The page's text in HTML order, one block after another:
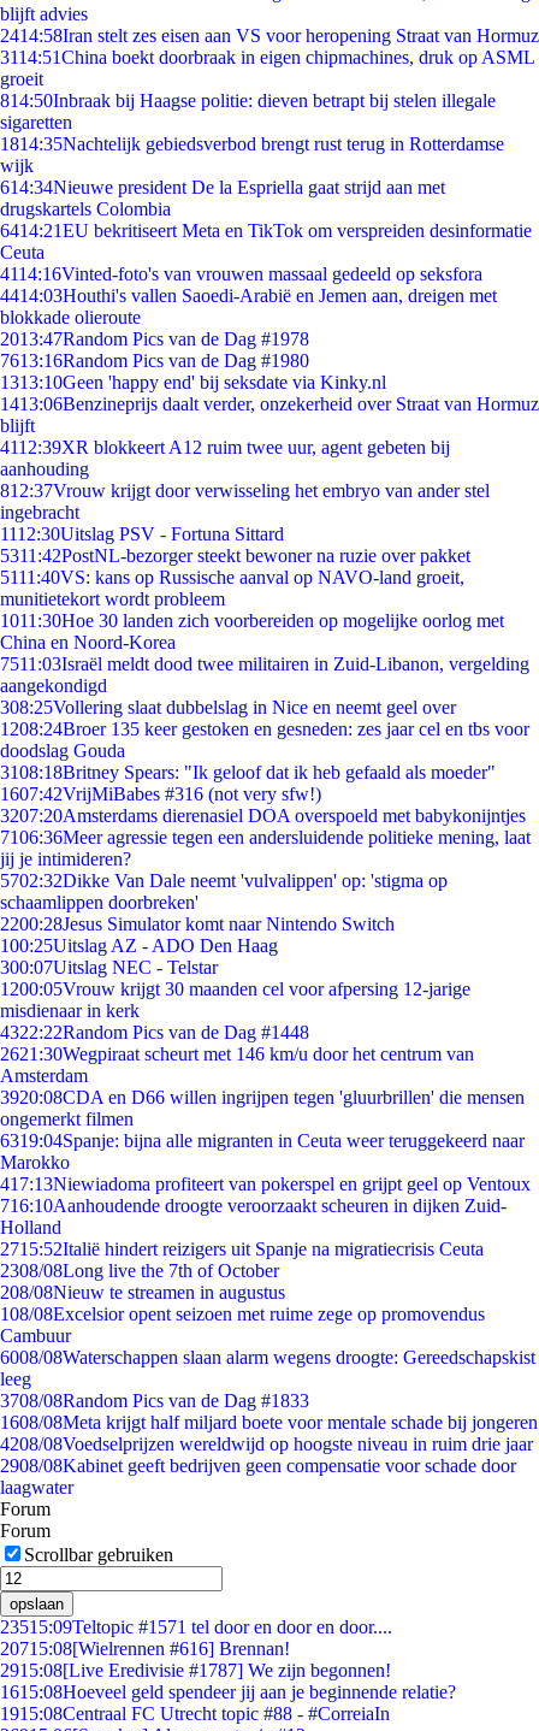
blijft advies
2414:58Iran stelt zes eisen aan VS voor heropening Straat van Hormuz
3114:51China boekt doorbraak in eigen chipmachines, druk op ASML
groeit
814:50Inbraak bij Haagse politie: dieven betrapt bij stelen illegale
sigaretten
1814:35Nachtelijk gebiedsverbod brengt rust terug in Rotterdamse
wijk
614:34Nieuwe president De la Espriella gaat strijd aan met
drugskartels Colombia
6414:21EU bekritiseert Meta en TikTok om verspreiden desinformatie
Ceuta
4114:16Vinted-foto's van vrouwen massaal gedeeld op seksfora
4414:03Houthi's vallen Saoedi-Arabië en Jemen aan, dreigen met
blokkade olieroute
2013:47Random Pics van de Dag #1978
7613:16Random Pics van de Dag #1980
1313:10Geen 'happy end' bij seksdate via Kinky.nl
1413:06Benzineprijs daalt verder, onzekerheid over Straat van Hormuz
blijft
4112:39XR blokkeert A12 ruim twee uur, agent gebeten bij
aanhouding
812:37Vrouw krijgt door verwisseling het embryo van ander stel
ingebracht
1112:30Uitslag PSV - Fortuna Sittard
5311:42PostNL-bezorger steekt bewoner na ruzie over pakket
5111:40VS: kans op Russische aanval op NAVO-land groeit,
munitietekort wordt probleem
1011:30Hoe 30 landen zich voorbereiden op mogelijke oorlog met
China en Noord-Korea
7511:03Israël meldt dood twee militairen in Zuid-Libanon, vergelding
aangekondigd
308:25Vollering slaat dubbelslag in Nice en neemt geel over
1208:24Broer 135 keer gestoken en gesneden: zes jaar cel en tbs voor
doodslag Gouda
3108:18Britney Spears: "Ik geloof dat ik heb gefaald als moeder"
1607:42VrijMiBabes #316 (not very sfw!)
3207:20Amsterdams dierenasiel DOA overspoeld met babykonijntjes
7106:36Meer agressie tegen een andersluidende politieke mening, laat
jij je intimideren?
5702:32Dikke Van Dale neemt 'vulvalippen' op: 'stigma op
schaamlippen doorbreken'
2200:28Jesus Simulator komt naar Nintendo Switch
100:25Uitslag AZ - ADO Den Haag
300:07Uitslag NEC - Telstar
1200:05Vrouw krijgt 30 maanden cel voor afpersing 12-jarige
misdienaar in kerk
4322:22Random Pics van de Dag #1448
2621:30Wegpiraat scheurt met 146 km/u door het centrum van
Amsterdam
3920:08CDA en D66 willen ingrijpen tegen 'gluurbrillen' die mensen
ongemerkt filmen
6319:04Spanje: bijna alle migranten in Ceuta weer teruggekeerd naar
Marokko
417:13Niewiadoma profiteert van pokerspel en grijpt geel op Ventoux
716:10Aanhoudende droogte veroorzaakt scheuren in dijken Zuid-
Holland
2715:52Italië hindert reizigers uit Spanje na migratiecrisis Ceuta
2308/08Long live the 7th of October
208/08Nieuw te streamen in augustus
108/08Excelsior opent seizoen met ruime zege op promovendus
Cambuur
6008/08Waterschappen slaan alarm wegens droogte: Gereedschapskist
leeg
3708/08Random Pics van de Dag #1833
1608/08Meta krijgt half miljard boete voor mentale schade bij jongeren
4208/08Voedselprijzen wereldwijd op hoogste niveau in ruim drie jaar
2908/08Kabinet geeft bedrijven geen compensatie voor schade door
laagwater
Forum
Forum
Scrollbar gebruiken
opslaan
23515:09Teltopic #1571 tel door en door en door....
20715:08[Wielrennen #616] Brennan!
2915:08[Live Eredivisie #1787] We zijn begonnen!
1615:08Hoeveel geld spendeer jij aan je beginnende relatie?
1915:08Centraal FC Utrecht topic #88 - #CorreiaIn